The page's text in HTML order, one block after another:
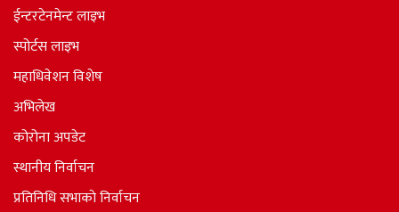
ईन्टरटेनमेन्ट लाइभ
स्पोर्टस लाइभ
महाधिवेशन विशेष
अभिलेख
कोरोना अपडेट
स्थानीय निर्वाचन
प्रतिनिधि सभाकाे निर्वाचन